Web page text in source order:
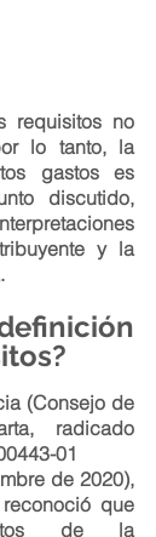
requisitos no
lo tanto, la
gastos es
discutido,
y la
(Consejo de
radicado
01
de 2020),
que
de la